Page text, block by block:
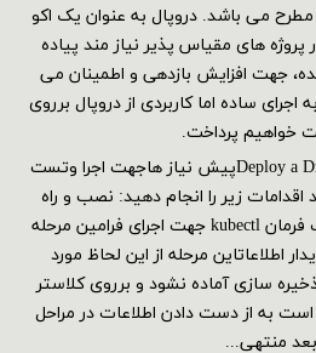
مطرح می باشد. دروپال به عنوان یک اکو
های مقیاس پذیر نیاز مند پیاده
جهت افزایش بازدهی و اطمینان می
اجرای ساده اما کاربردی از دروپال برروی
خواهیم پرداخت.
Deploy a Drupal instance on Kubernetesپیش نیاز هاجهت اجرا وتست
اقدامات زیر را انجام دهید: نصب و راه
اندازی کلاستر کوبرنیت نصب فرمان kubectl جهت اجرای فرامین مرحله
اطلاعاتاین مرحله از این لحاظ مورد
سازی آماده نشود و برروی کلاستر
به از دست دادن اطلاعات در مراحل
بعد منتهی...